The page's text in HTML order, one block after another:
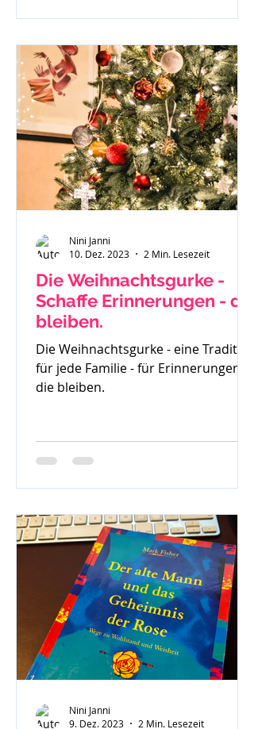
besonders überzeugt von einem
geschriebenen Beitrag bist - läuft
dieser gar nicht. Du weißt in dir drin
- ich kann richtig was, ich habe eine
Botschaft aber scheinbar hört sie
Niemand oder
Die Weihnachtsgurke -
Schaffe Erinnerungen - die
bleiben.
Die Weihnachtsgurke - eine Tradition
für jede Familie - für Erinnerungen
die bleiben.
Nini Janni
10. Dez. 2023
2 Min. Lesezeit
Nini Janni
9. Dez. 2023
2 Min. Lesezeit